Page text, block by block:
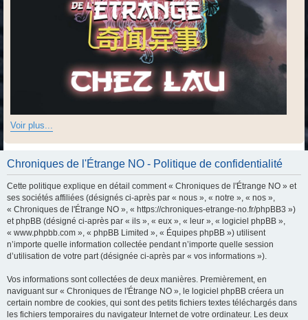
Voir plus...
Chroniques de l'Étrange NO - Politique de confidentialité
Cette politique explique en détail comment « Chroniques de l'Étrange NO » et
ses sociétés affiliées (désignés ci-après par « nous », « notre », « nos »,
« Chroniques de l'Étrange NO », « https://chroniques-etrange-no.fr/phpBB3 »)
et phpBB (désigné ci-après par « ils », « eux », « leur », « logiciel phpBB »,
« www.phpbb.com », « phpBB Limited », « Équipes phpBB ») utilisent
n’importe quelle information collectée pendant n’importe quelle session
d’utilisation de votre part (désignée ci-après par « vos informations »).
Vos informations sont collectées de deux manières. Premièrement, en
naviguant sur « Chroniques de l'Étrange NO », le logiciel phpBB créera un
certain nombre de cookies, qui sont des petits fichiers textes téléchargés dans
les fichiers temporaires du navigateur Internet de votre ordinateur. Les deux